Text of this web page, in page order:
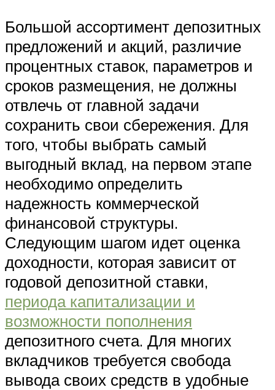
Большой ассортимент депозитных
предложений и акций, различие
процентных ставок, параметров и
сроков размещения, не должны
отвлечь от главной задачи
сохранить свои сбережения. Для
того, чтобы выбрать самый
выгодный вклад, на первом этапе
необходимо определить
надежность коммерческой
финансовой структуры.
Следующим шагом идет оценка
доходности, которая зависит от
годовой депозитной ставки,
периода капитализации и
возможности пополнения
депозитного счета. Для многих
вкладчиков требуется свобода
вывода своих средств в удобные